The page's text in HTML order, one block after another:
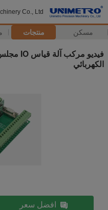
Co., Ltd
مسكن منتجات
الكهربائي
افضل سعر